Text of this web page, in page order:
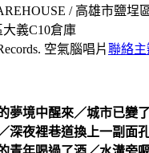
/ 高雄市鹽埕
義C10倉庫
空氣腦唱片聯絡
夢境中醒來／城市已變
深夜裡巷道換上一副面